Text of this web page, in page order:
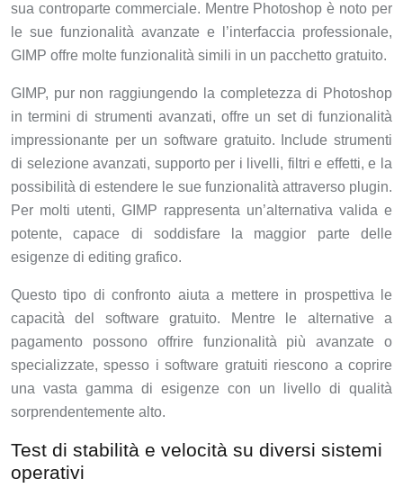
sua controparte commerciale. Mentre Photoshop è noto per
le sue funzionalità avanzate e l’interfaccia professionale,
GIMP offre molte funzionalità simili in un pacchetto gratuito.
GIMP, pur non raggiungendo la completezza di Photoshop
in termini di strumenti avanzati, offre un set di funzionalità
impressionante per un software gratuito. Include strumenti
di selezione avanzati, supporto per i livelli, filtri e effetti, e la
possibilità di estendere le sue funzionalità attraverso plugin.
Per molti utenti, GIMP rappresenta un’alternativa valida e
potente, capace di soddisfare la maggior parte delle
esigenze di editing grafico.
Questo tipo di confronto aiuta a mettere in prospettiva le
capacità del software gratuito. Mentre le alternative a
pagamento possono offrire funzionalità più avanzate o
specializzate, spesso i software gratuiti riescono a coprire
una vasta gamma di esigenze con un livello di qualità
sorprendentemente alto.
Test di stabilità e velocità su diversi sistemi
operativi